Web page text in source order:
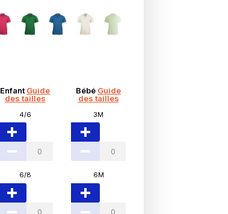
Enfant Guide
des tailles
4/6
6/8
Bébé Guide
des tailles
3M
6M